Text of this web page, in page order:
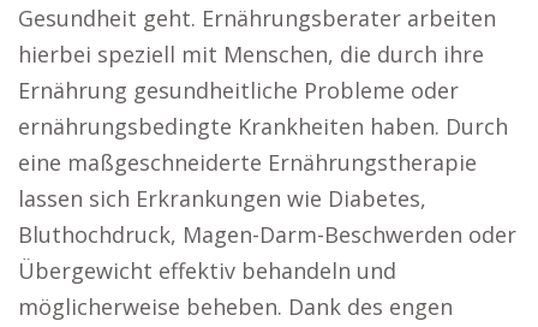
Gesundheit geht. Ernährungsberater arbeiten
hierbei speziell mit Menschen, die durch ihre
Ernährung gesundheitliche Probleme oder
ernährungsbedingte Krankheiten haben. Durch
eine maßgeschneiderte Ernährungstherapie
lassen sich Erkrankungen wie Diabetes,
Bluthochdruck, Magen-Darm-Beschwerden oder
Übergewicht effektiv behandeln und
möglicherweise beheben. Dank des engen